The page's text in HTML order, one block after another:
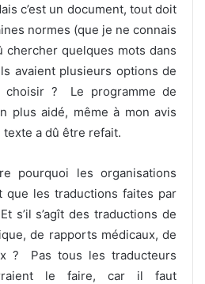
c’est un document, tout doit
normes (que je ne connais
chercher quelques mots dans
avaient plusieurs options de
choisir ? Le programme de
plus aidé, même à mon avis
a dû être refait.
pourquoi les organisations
que les traductions faites par
s’il s’agît des traductions de
de rapports médicaux, de
? Pas tous les traducteurs
le faire, car il faut